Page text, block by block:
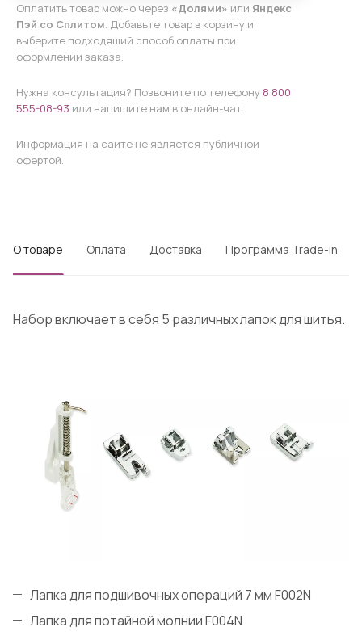
Оплатить товар можно через «Долями» или Яндекс
Пэй со Сплитом. Добавьте товар в корзину и
выберите подходящий способ оплаты при
оформлении заказа.
Нужна консультация? Позвоните по телефону 8 800
555-08-93 или напишите нам в онлайн-чат.
Информация на сайте не является публичной
офертой.
О товаре Оплата Доставка Программа Trade-in
Набор включает в себя 5 различных лапок для шитья.
Лапка для подшивочных операций 7 мм F002N
Лапка для потайной молнии F004N